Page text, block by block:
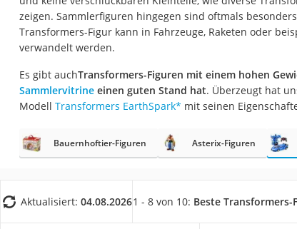
Kindersitz ab 4
Kinderroller 3
zeigen. Sammlerfiguren hingegen sind oftmals
Transformers-Figur kann in Fahrzeuge, Raketen oder
verwandelt werden.
Es gibt auchTransformers-Figuren mit einem hohen
Sammlervitrineeinen guten Stand hat. Überzeugt hat
Modell Transformers EarthSpark* mit seinen
Bauernhoftier-Figuren Asterix-Figuren
Aktualisiert: 04.08.20261 - 8 von 10: Beste Transformers-